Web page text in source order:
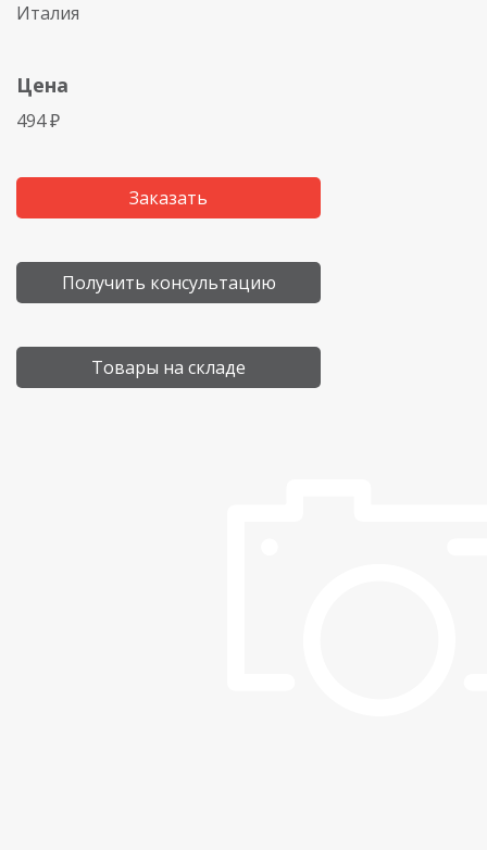
Италия
Цена
494 ₽
Заказать
Получить консультацию
Товары на складе